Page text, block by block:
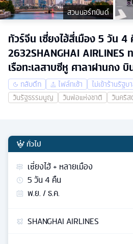
สวนนอร์ทบันด์
ทัวร์จีน เซี่ยงไฮ้สี่เมือง 5 วัน 4
2632SHANGHAI AIRLINES
เรือทะเลสาบซีหู ศาลาฝานกง
กลับดึก ไฟล์ทเช้า ไม่เข้าร้านรัฐบ
วันรัฐธรรมนูญ
วันพ่อแห่งชาติ วันคริ
ทั่วไป
เซี่ยงไฮ้ + หลายเมือง
5วัน4 คืน
พ.ย. / ธ.ค.
SHANGHAI AIRLINES